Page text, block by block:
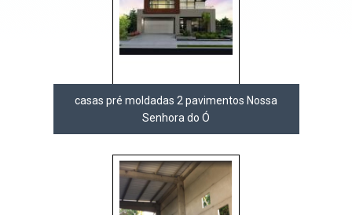
casas pré moldadas 2 pavimentos Nossa
Senhora do Ó